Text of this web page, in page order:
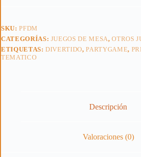
SKU:PFDM
CATEGORÍAS: JUEGOS DE MESA,OTROS
ETIQUETAS:DIVERTIDO,PARTYGAME,
TEMATICO
Descripción
Valoraciones (0)